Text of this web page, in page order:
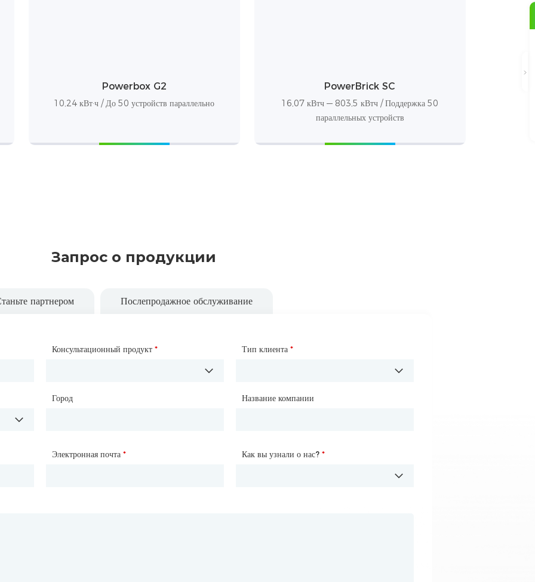
Powerbox G2
10,24 кВт·ч / До 50 устройств параллельно
PowerBrick SC
16,07 кВтч — 803,5 кВтч / Поддержка 50
параллельных устройств
Запрос о продукции
партнером Послепродажное обслуживание
Консультационный продукт * Тип клиента *
Город Название компании
Электронная почта * Как вы узнали о нас? *
Имя* Название компании
Страна Город
Телефон* Как вы узнали о нас? *